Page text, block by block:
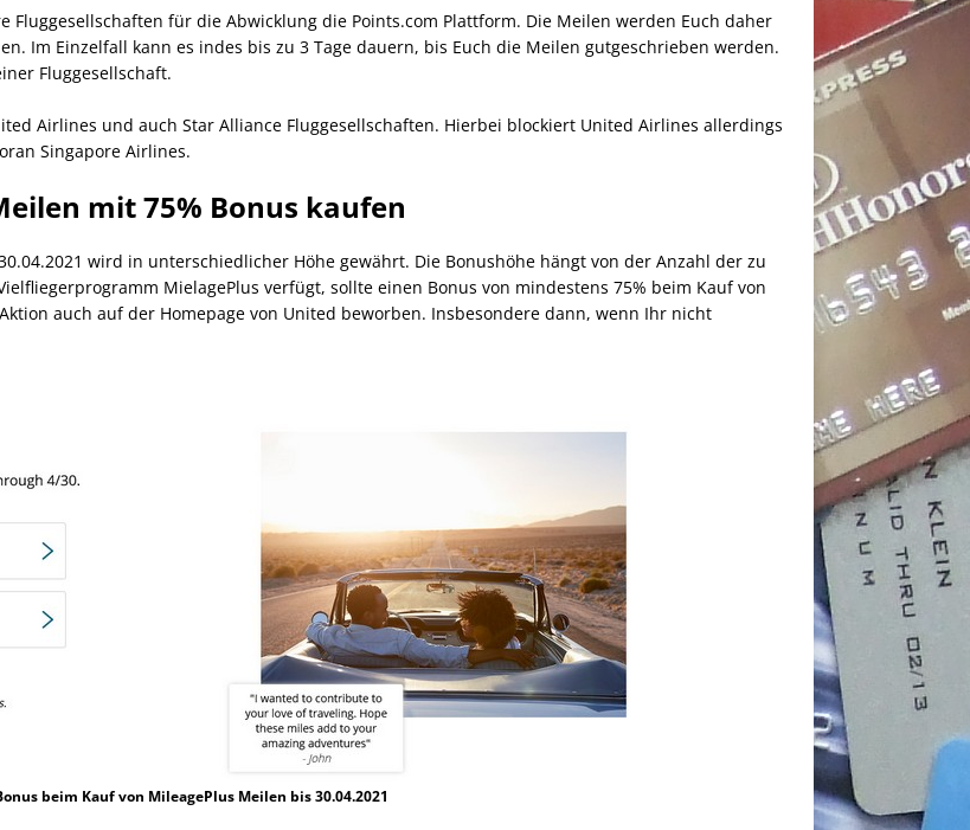
für die Abwicklung die Points.com Plattform. Die Meilen werden Euch daher
Im Einzelfall kann es indes bis zu 3 Tage dauern, bis Euch die Meilen gutgeschrieben werden.
Fluggesellschaft.
Airlines und auch Star Alliance Fluggesellschaften. Hierbei blockiert United Airlines allerdings
Singapore Airlines.
mit 75% Bonus kaufen
wird in unterschiedlicher Höhe gewährt. Die Bonushöhe hängt von der Anzahl der zu
MielagePlus verfügt, sollte einen Bonus von mindestens 75% beim Kauf von
auch auf der Homepage von United beworben. Insbesondere dann, wenn Ihr nicht
beim Kauf von MileagePlus Meilen bis 30.04.2021